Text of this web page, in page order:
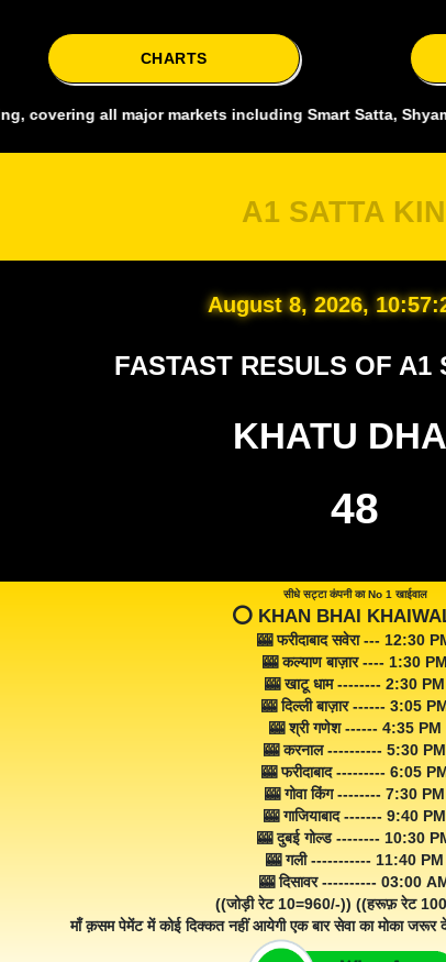
CHARTS
major markets including Smart Satta, Shyam Satta,
A1 SATTA
August 8, 2026,
FASTAST RESULS OF A1
KHATU
48
सीधे सट्टा कंपनी का No 1 खाईवाल
⭕️ KHAN BHAI
🎰 फरीदाबाद सवेरा --- 12:30
🎰 कल्याण बाज़ार ---- 1:30 PM
🎰 खाटू धाम -------- 2:30 PM
🎰 दिल्ली बाज़ार ------ 3:05
🎰 श्री गणेश ------ 4:35 PM
🎰 करनाल ---------- 5:30 PM
🎰 फरीदाबाद --------- 6:05
🎰 गोवा किंग -------- 7:30 PM
🎰 गाजियाबाद ------- 9:40 PM
🎰 दुबई गोल्ड -------- 10:30
🎰 गली ----------- 11:40 PM
🎰 दिसावर ---------- 03:00
((जोड़ी रेट 10=960/-)) ((हरूफ़ रेट
माँ क़सम पेमेंट में कोई दिक्कत नहीं आयेगी एक बार सेवा का मोका जरूर